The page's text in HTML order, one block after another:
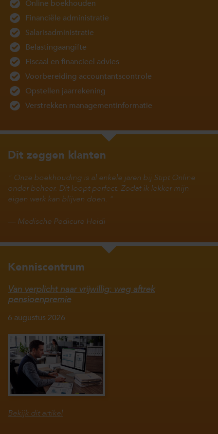
Online boekhouden
Financiële administratie
Salarisadministratie
Belastingaangifte
Fiscaal en financieel advies
Voorbereiding accountantscontrole
Opstellen jaarrekening
Verstrekken managementinformatie
Dit zeggen klanten
Onze boekhouding is al enkele jaren bij Stipt Online
onder beheer. Dit loopt perfect. Zodat ik lekker mijn
eigen werk kan blijven doen.
— Medische Pedicure Heidi
Kenniscentrum
Van verplicht naar vrijwillig: weg aftrek
pensioenpremie
6 augustus 2026
Bekijk dit artikel